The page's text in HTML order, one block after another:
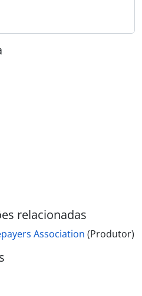
relacionadas
Association (Produtor)